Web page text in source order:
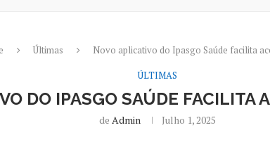
Últimas
Novo aplicativo do Ipasgo Saúde facilita
ÚLTIMAS
DO IPASGO SAÚDE FACILITA
de Admin Julho 1, 2025